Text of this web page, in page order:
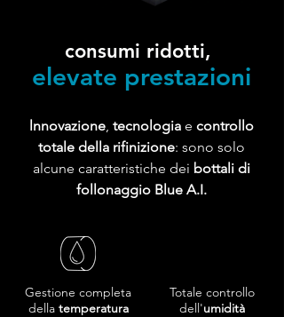
consumi ridotti,
elevate prestazioni
lnnovazione, tecnologia e controllo
totale della rifinizione: sono solo
alcune caratteristiche dei bottali di
follonaggio Blue A.I.
Gestione completa
della temperatura
Totale controllo
dell'umidità